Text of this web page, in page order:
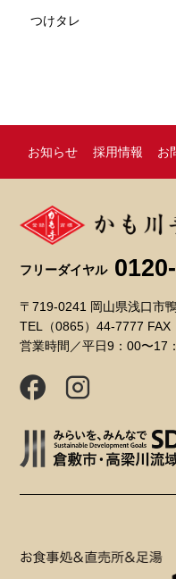
つけタレ
お知らせ 採用情報 お
フリーダイヤル
〒719-0241 岡山県浅口市
TEL（0865）44-7777 FAX
営業時間／平日9：00〜17